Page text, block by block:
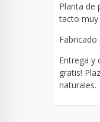
Planta de
tacto muy
Fabricado
Entrega y
gratis!
naturales.